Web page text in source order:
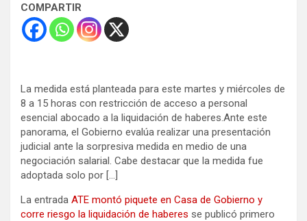
COMPARTIR
La medida está planteada para este martes y miércoles de
8 a 15 horas con restricción de acceso a personal
esencial abocado a la liquidación de haberes.Ante este
panorama, el Gobierno evalúa realizar una presentación
judicial ante la sorpresiva medida en medio de una
negociación salarial. Cabe destacar que la medida fue
adoptada solo por […]
La entrada ATE montó piquete en Casa de Gobierno y
corre riesgo la liquidación de haberes se publicó primero